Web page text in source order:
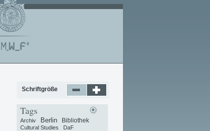
Schriftgröße
Tags
Archiv Berlin Bibliothek
Cultural Studies
DaF